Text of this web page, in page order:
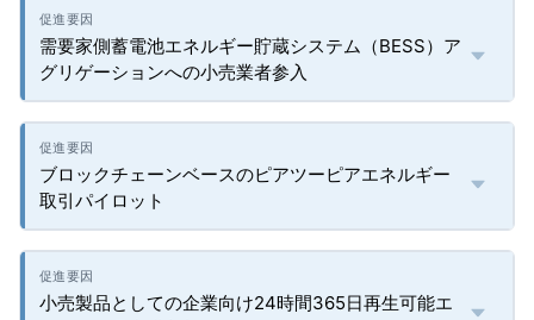
需要家側蓄電池エネルギー貯蔵システム（BESS）ア
グリゲーションへの小売業者参入
ブロックチェーンベースのピアツーピアエネルギー
取引パイロット
小売製品としての企業向け24時間365日再生可能エ